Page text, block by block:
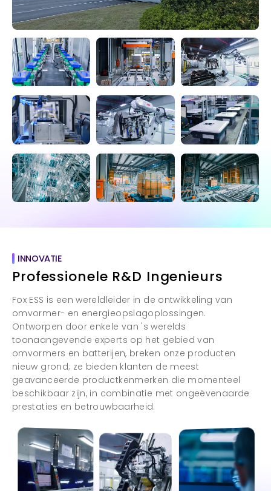
INNOVATIE
Professionele R&D Ingenieurs
Fox ESS is een wereldleider in de ontwikkeling van
omvormer- en energieopslagoplossingen.
Ontworpen door enkele van 's werelds
toonaangevende experts op het gebied van
omvormers en batterijen, breken onze producten
nieuw grond; ze bieden klanten de meest
geavanceerde productkenmerken die momenteel
beschikbaar zijn, in combinatie met ongeëvenaarde
prestaties en betrouwbaarheid.